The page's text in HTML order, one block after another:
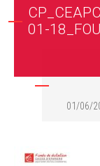
01-
01/06/